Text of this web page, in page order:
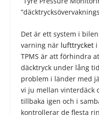
Det är ett system i
varning när lufttrycketi
TPMS är att förhindra
däcktryck under lång
problem i länder med
vi ju mellan vinterdäck
tillbaka igen och i
kontrollerar de flesta